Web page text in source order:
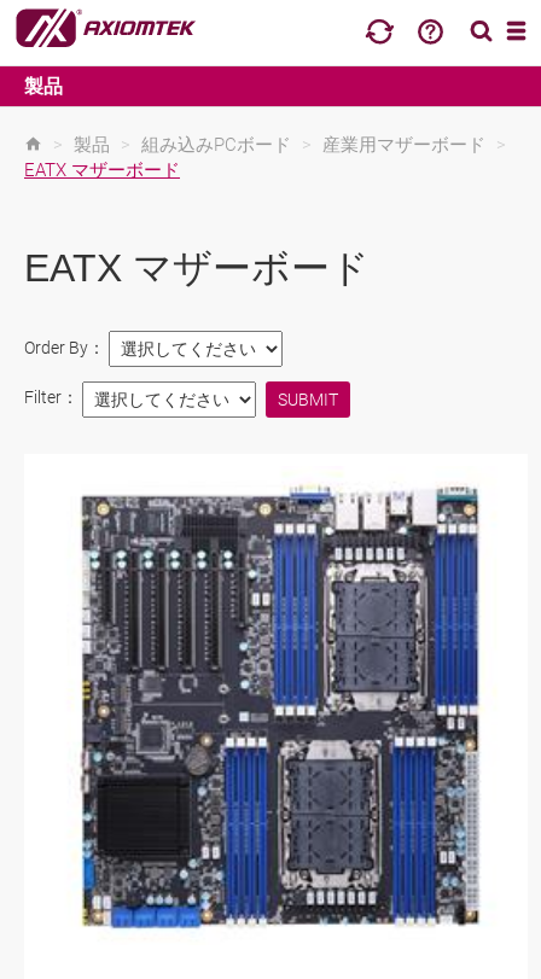
製品
> 製品 > 組み込みPCボード > 産業用マザーボード
>
EATX マザーボード
EATX マザーボード
Order By：
Filter：